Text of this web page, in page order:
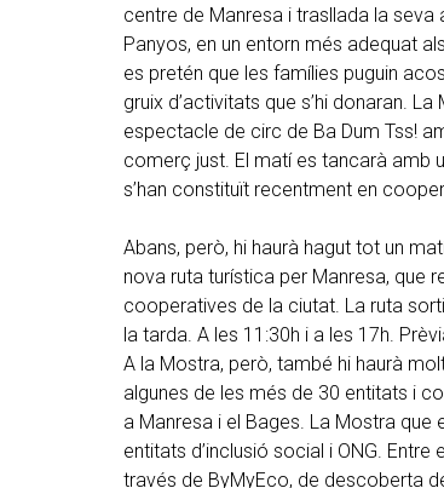
centre de Manresa i trasllada la
Panyos, en un entorn més adequat
es pretén que les famílies puguin
gruix d’activitats que s’hi donaran.
espectacle de circ de Ba Dum Tss!
comerç just. El matí es tancarà amb
s’han constituït recentment en
Abans, però, hi haurà hagut tot un
nova ruta turística per Manresa, que
cooperatives de la ciutat. La ruta
la tarda. A les 11:30h i a les 17h.
A la Mostra, però, també hi haurà
algunes de les més de 30 entitats i
a Manresa i el Bages. La Mostra
entitats d’inclusió social i ONG.
través de ByMyEco, de descoberta